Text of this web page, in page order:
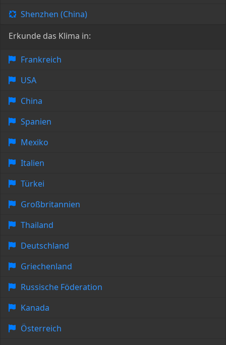
Shenzhen (China)
Erkunde das Klima in:
Frankreich
USA
China
Spanien
Mexiko
Italien
Türkei
Großbritannien
Thailand
Deutschland
Griechenland
Russische Föderation
Kanada
Österreich